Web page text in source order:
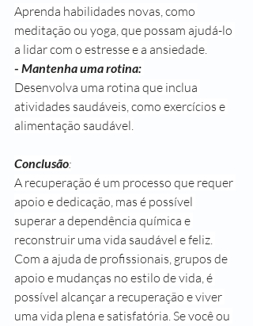
Aprenda habilidades novas, como
meditação ou yoga, que possam ajudá-lo
a lidar com o estresse e a ansiedade.
- Mantenha uma rotina:
Desenvolva uma rotina que inclua
atividades saudáveis, como exercícios e
alimentação saudável.
Conclusão:
A recuperação é um processo que requer
apoio e dedicação, mas é possível
superar a dependência química e
reconstruir uma vida saudável e feliz.
Com a ajuda de profissionais, grupos de
apoio e mudanças no estilo de vida, é
possível alcançar a recuperação e viver
uma vida plena e satisfatória. Se você ou